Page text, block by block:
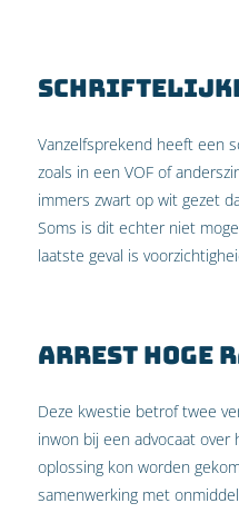
Schriftelijke
Vanzelfsprekend heeft een
zoals in een VOF of
immers zwart op wit gezet
Soms is dit echter niet
laatste geval is
Arrest Hoge
Deze kwestie betrof twee
inwon bij een advocaat
oplossing kon worden
samenwerking met